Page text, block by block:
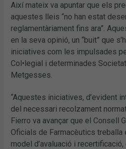
Així mateix va apuntar que els
aquestes lleis “no han estat
reglamentàriament fins ara”.
en la seva opinió, un “buit” que
iniciatives com les impulsades
Col•legial i determinades
Metgesses.
“Aquestes iniciatives, d’evident
del necessari recolzament
Fierro va avançar que el Consell
Oficials de Farmacèutics treballa
model d’avaluació i